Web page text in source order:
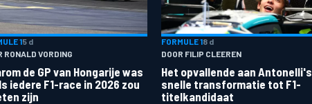
15 d
RONALD VORDING
de GP van Hongarije was
iedere F1-race in 2026 zou
zijn
FORMULE 18 d
DOOR FILIP CLEEREN
Het opvallende aan Antonelli's
snelle transformatie tot F1-
titelkandidaat